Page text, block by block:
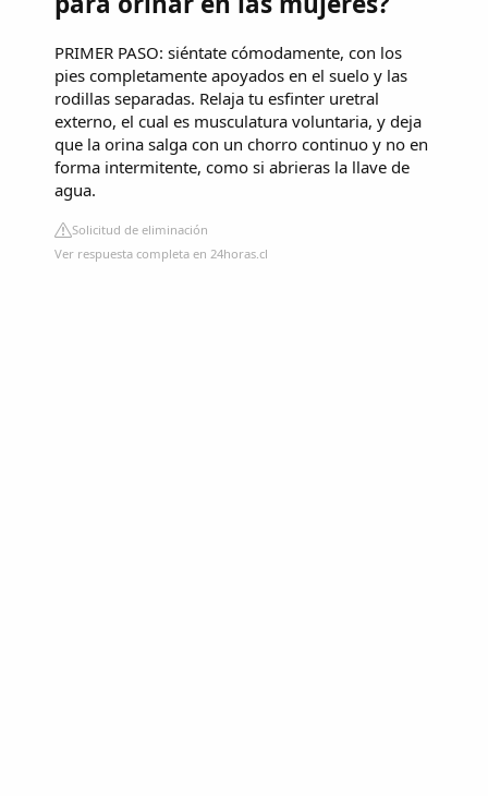
PRIMER PASO: siéntate cómodamente, con los
pies completamente apoyados en el suelo y las
rodillas separadas. Relaja tu esfinter uretral
externo, el cual es musculatura voluntaria, y deja
que la orina salga con un chorro continuo y no en
forma intermitente, como si abrieras la llave de
agua.
Solicitud de eliminación
Ver respuesta completa en 24horas.cl